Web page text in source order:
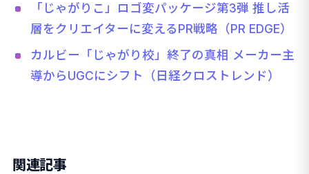
「じゃがりこ」ロゴ変パッケージ第3弾 推し活
層をクリエイターに変えるPR戦略（PR EDGE）
カルビー「じゃがり校」終了の真相 メーカー主
導からUGCにシフト（日経クロストレンド）
関連記事